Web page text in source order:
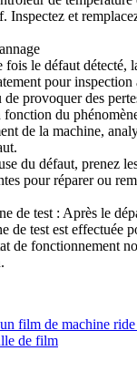
Inspectez et
le défaut détecté,
pour
provoquer des
du
de la machine,
du défaut, prenez
pour réparer ou
de test : Après le
de test est effectuée
de fonctionnement
film de machine
de film